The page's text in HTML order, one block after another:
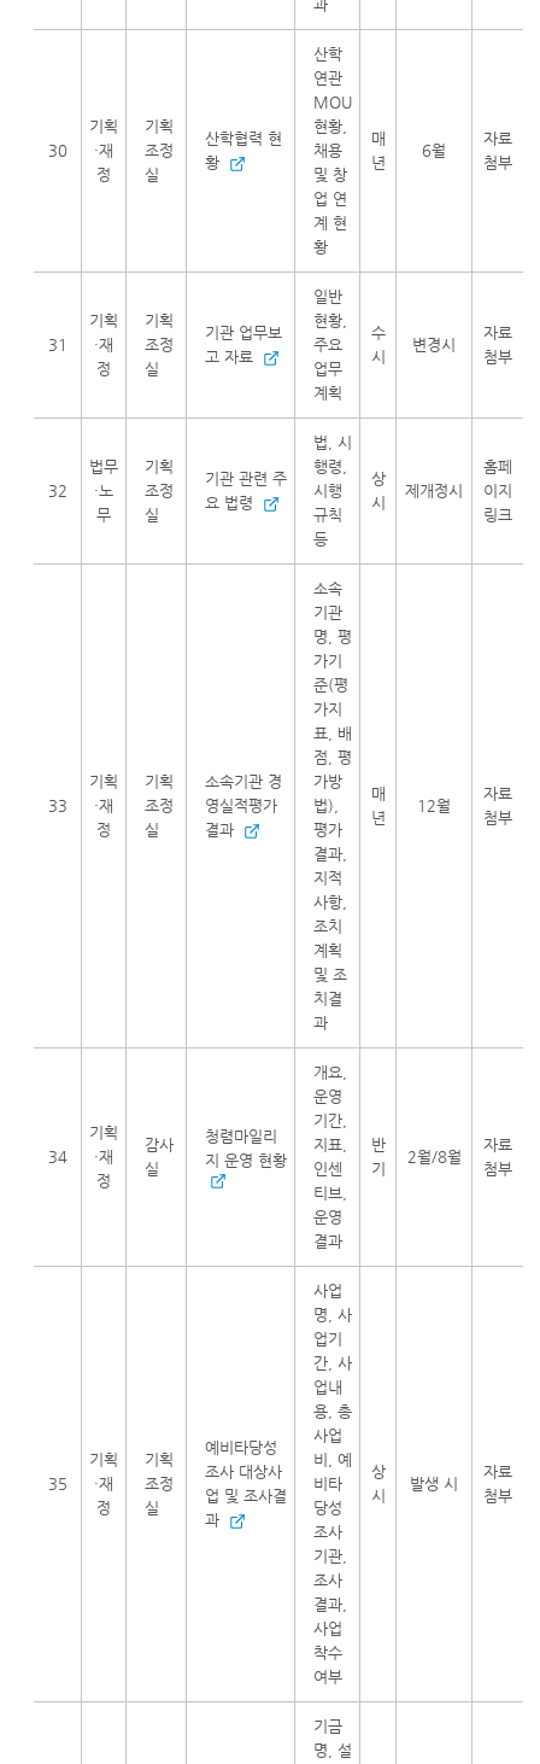
과
30
기획
·재
정
기획
조정
실
산학협력 현
황
산학
연관
MOU
현황,
채용
및 창
업 연
계 현
황
매
년
6월
자료
첨부
31
기획
·재
정
기획
조정
실
기관 업무보
고 자료
일반
현황,
주요
업무
계획
수
시
변경시
자료
첨부
32
법무
·노
무
기획
조정
실
기관 관련 주
요 법령
법, 시
행령,
시행
규칙
등
상
시
제개정시
홈페
이지
링크
33
기획
·재
정
기획
조정
실
소속기관 경
영실적평가
결과
소속
기관
명, 평
가기
준(평
가지
표, 배
점, 평
가방
법),
평가
결과,
지적
사항,
조치
계획
및 조
치결
과
매
년
12월
자료
첨부
34
기획
·재
정
감사
실
청렴마일리
지 운영 현황
개요,
운영
기간,
지표,
인센
티브,
운영
결과
반
기
2월/8월
자료
첨부
35
기획
·재
정
기획
조정
실
예비타당성
조사 대상사
업 및 조사결
과
사업
명, 사
업기
간, 사
업내
용, 총
사업
비, 예
비타
당성
조사
기관,
조사
결과,
사업
착수
여부
상
시
발생 시
자료
첨부
기금
명, 설